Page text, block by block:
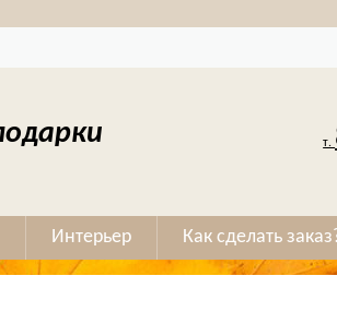
т.
Интерьер Как сделать